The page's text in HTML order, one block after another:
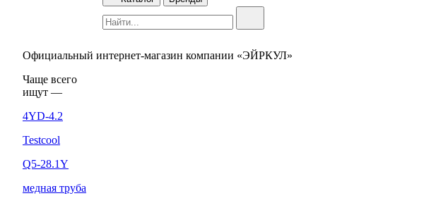
Официальный интернет-магазин компании «ЭЙРКУЛ»
Чаще вcего
ищут —
4YD-4.2
Testcool
Q5-28.1Y
медная труба